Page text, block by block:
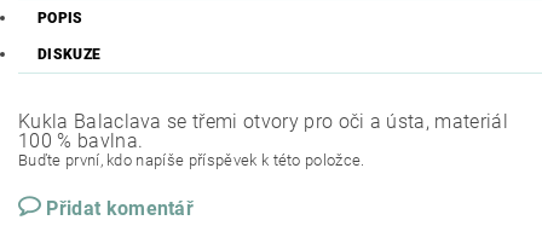
POPIS
DISKUZE
Kukla Balaclava se třemi otvory pro oči a ústa, materiál
100 % bavlna.
Buďte první, kdo napíše příspěvek k této položce.
Přidat komentář